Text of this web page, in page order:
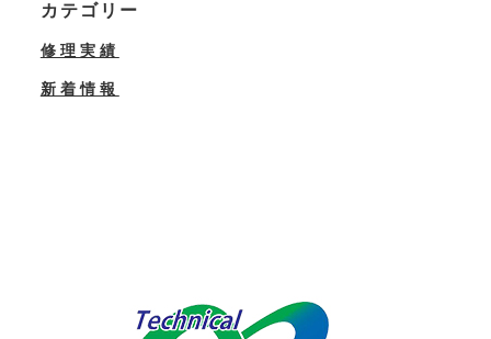
カテゴリー
修理実績
新着情報